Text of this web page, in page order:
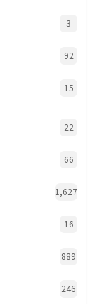
3
92
15
22
66
1,627
16
889
246